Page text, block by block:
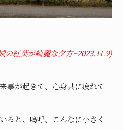
の紅葉が綺麗な夕方−2023.11.9)
事が起きて、心身共に疲れて
ると、嗚呼、こんなに小さく